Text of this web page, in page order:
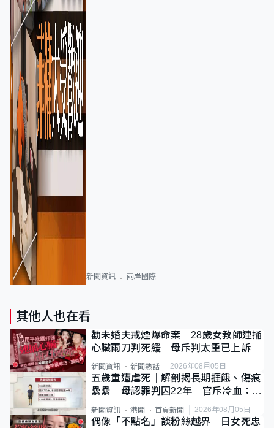
新聞資訊 兩岸國際
其他人也在看
勸未婚夫戒煙爆命案 28歲女教師連捅
心臟兩刀判死緩 母斥判太重已上訴
新聞資訊 新聞熱話 2026年08月05日
五歲童遭虐死｜解剖揭長期捱餓、傷痕
纍纍 母認罪判囚22年 官斥冷血：同
類案最惡劣
新聞資訊 港聞 首頁新聞 2026年08月05日
偶像「不點名」談粉絲越界 日女死忠